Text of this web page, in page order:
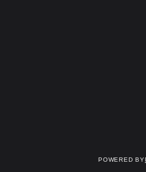
Powered by